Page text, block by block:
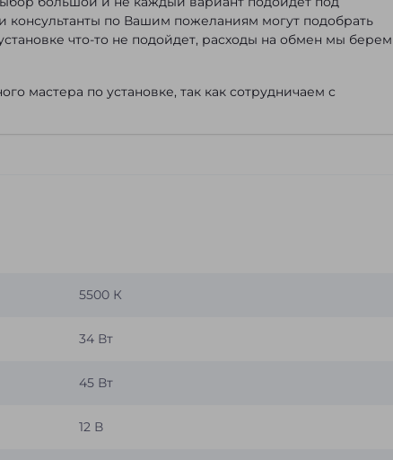
по Вашим пожеланиям могут подобрать
что-то не подойдет, расходы на обмен мы берем
мастера по установке, так как сотрудничаем с
5500 К
34 Вт
45 Вт
12 В